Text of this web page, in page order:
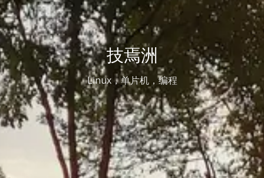
技焉洲
Linux，单片机，编程